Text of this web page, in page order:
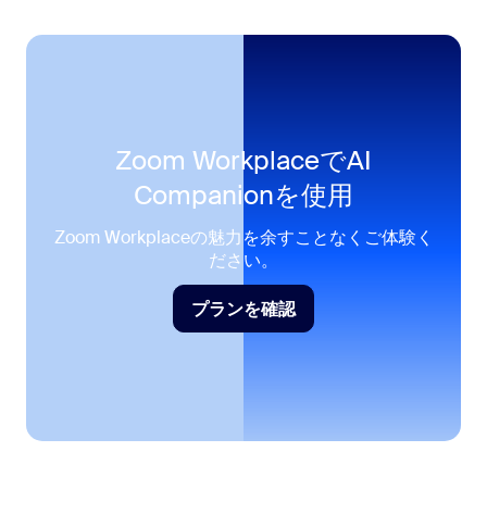
Zoom WorkplaceでAI
Companionを使用
Zoom Workplaceの魅力を余すことなくご体験く
ださい。
プランを確認
プランを確認